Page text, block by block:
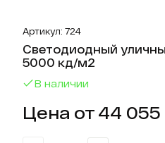
Артикул: 724
Светодиодный
5000 кд/м2
В наличии
Цена от 44 055